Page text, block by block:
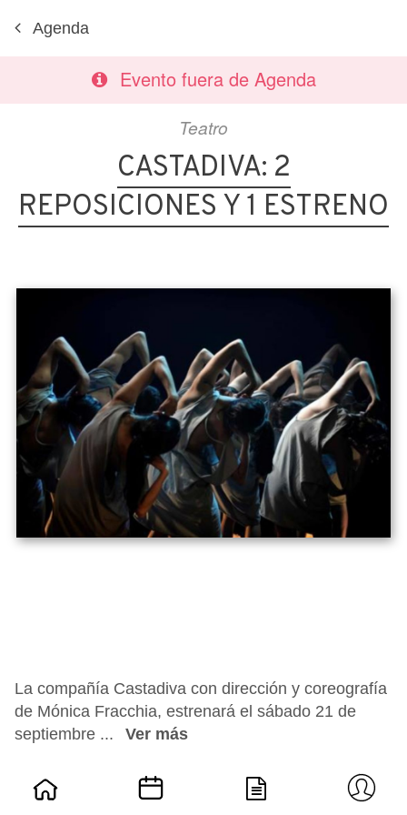
Agenda
Evento fuera de Agenda
Teatro
CASTADIVA: 2
REPOSICIONES Y 1 ESTRENO
La compañía Castadiva con dirección y coreografía
de Mónica Fracchia, estrenará el sábado 21 de
septiembre ...
Ver más